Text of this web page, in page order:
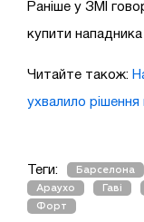
Раніше у ЗМІ
купити
Читайте також:
ухвалило
Теги: Барселона
Араухо
Гаві
Форт